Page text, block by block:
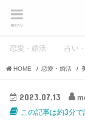
menu
恋愛・婚活 占い
HOME 恋愛・婚活
2023.07.13
この記事は約3分で